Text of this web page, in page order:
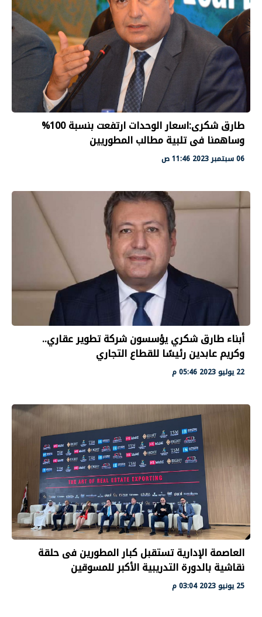
طارق شكرى:اسعار الوحدات ارتفعت بنسبة 100%
وساهمنا فى تلبية مطالب المطوريين
06 سبتمبر 2023 11:46 ص
أبناء طارق شكري يؤسسون شركة تطوير عقاري..
وكريم عابدين رئيسًا للقطاع التجاري
22 يوليو 2023 05:46 م
العاصمة الإدارية تستقبل كبار المطورين فى حلقة
نقاشية بالدورة التدريبية الأكبر للمسوقين
25 يونيو 2023 03:04 م